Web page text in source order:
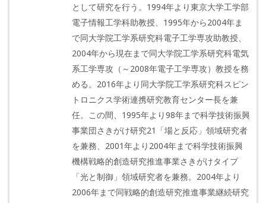
として研究を行う。1994年より東京大学工学部
電子情報工学科助教授、1995年から2004年ま
で同大学院工学系研究科電子工学専攻助教授、
2004年から現在まで同大学院工学系研究科電気
系工学専攻（～2008年電子工学専攻）教授を務
める。2016年より同大学院工学系研究科スピン
トロニクス学術連携研究教育センター長を兼
任。この間、1995年より98年まで科学技術振興
事業団さきがけ研究21「場と反応」領域研究者
を兼務、2001年より2004年まで科学技術振興
機構戦略的創造研究推進事業さきがけタイプ
「光と制御」領域研究者を兼務。2004年より
2006年まで同戦略的創造研究推進事業継続研究